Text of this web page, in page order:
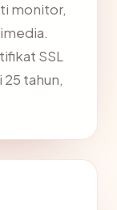
monitor,
SSL
tahun,